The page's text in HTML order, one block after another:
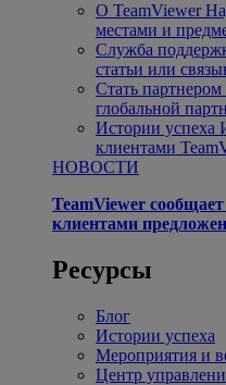
О TeamViewer
местами и
Служба
статьи или
Стать партнером
глобальной
Истории успеха
клиентами
НОВОСТИ
TeamViewer
клиентами
Ресурсы
Блог
Истории успеха
Мероприятия и
Центр